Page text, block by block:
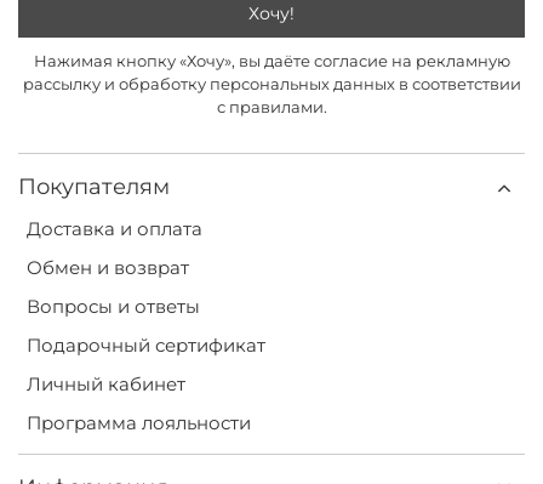
Покупателям
Доставка и оплата
Обмен и возврат
Вопросы и ответы
Подарочный сертификат
Личный кабинет
Программа лояльности
Хочу!
Нажимая кнопку «Хочу», вы даёте согласие на рекламную
рассылку и обработку персональных данных в соответствии
с правилами.